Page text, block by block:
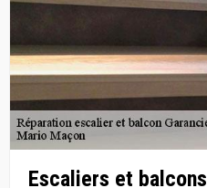
Escaliers et